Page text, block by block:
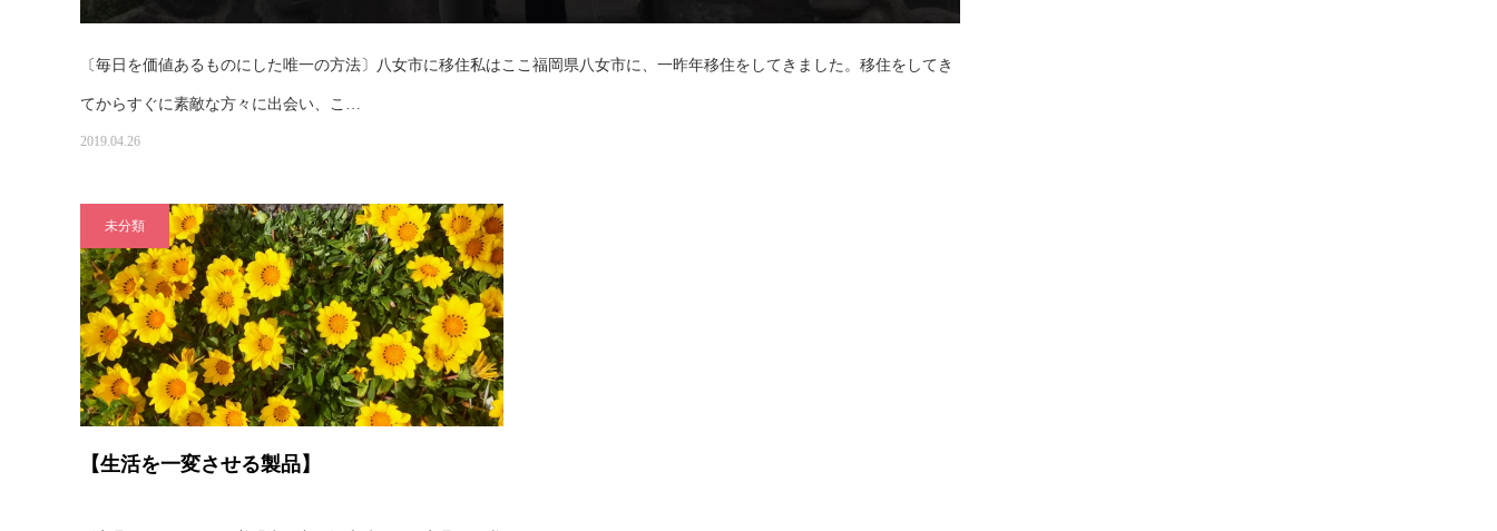
〔毎日を価値あるものにした唯一の方法〕八女市に移住私はここ福岡県八女市に、一昨年移住をしてきました。移住をしてき
てからすぐに素敵な方々に出会い、こ…
2019.04.26
未分類
【生活を一変させる製品】